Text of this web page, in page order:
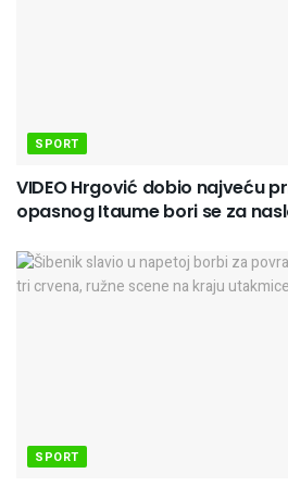
SPORT
VIDEO Hrgović dobio najveću
opasnog Itaume bori se za
SPORT